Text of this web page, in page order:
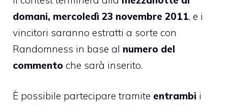
domani, mercoledì 23 novembre 2011, e i
vincitori saranno estratti a sorte con
Randomness in base al numero del
commento che sarà inserito.
È possibile partecipare tramite entrambi i